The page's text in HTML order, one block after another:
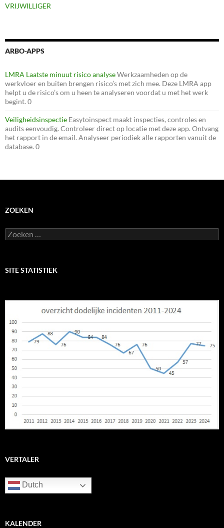
VRIJWILLIGER
ARBO-APPS
LMRA Laatste minuut risico analyseWerkzaamheden op de
werkvloer en buiten brengen risico’s met zich mee. Deze LMRA app
helpt u de risico’s om u heen te analyseren voordat u met het werk
begint. 0
Veiligheidsinspectie Easytoinspect maakt inspecties, controles en
audits eenvoudig. Controleer direct op locatie met deze app. Ontvang
het rapport in de email. Analyseer periodiek alle rapporten vanuit de
database. 0
ZOEKEN
Zoeken
naar:
SITE STATISTIEK
VERTALER
Dutch
KALENDER